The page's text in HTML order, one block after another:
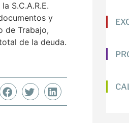
S.C.A.R.E.
y
de Trabajo,
de la deuda.